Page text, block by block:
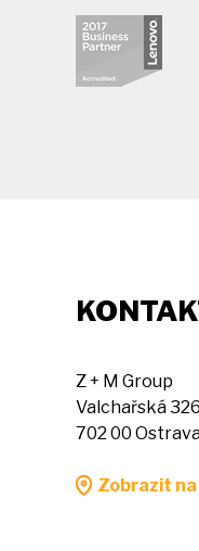
Z + M Group
Valchařská
702 00
Zobrazit na